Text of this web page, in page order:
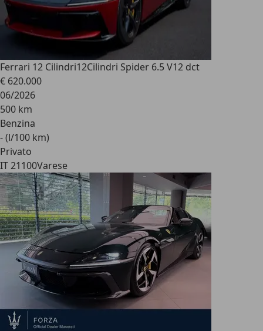
Ferrari 12 Cilindri12Cilindri Spider 6.5 V12 dct
€ 620.000
06/2026
500 km
Benzina
- (l/100 km)
Privato
IT 21100Varese